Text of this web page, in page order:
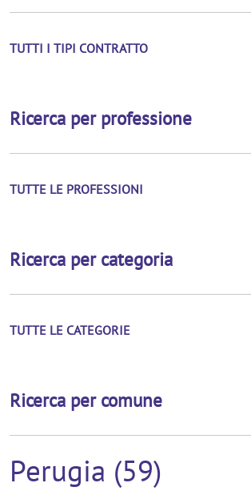
TUTTI I TIPI CONTRATTO
Ricerca per professione
TUTTE LE PROFESSIONI
Ricerca per categoria
TUTTE LE CATEGORIE
Ricerca per comune
Perugia (59)